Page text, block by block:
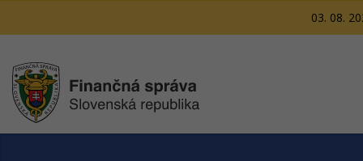
03. 08.